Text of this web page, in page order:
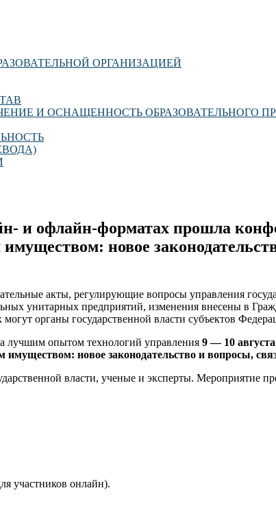
ОРГАНИЗАЦИЕЙ
И ОСНАЩЕННОСТЬ ОБРАЗОВАТЕЛЬНОГО
и офлайн-форматах прошла
новое
акты, регулирующие вопросы управления
унитарных предприятий, изменения внесены в
органы государственной власти субъектов
лучшим опытом технологий управления 9 — 10
новое законодательство и вопросы,
власти, ученые и эксперты. Мероприятие
участников онлайн).